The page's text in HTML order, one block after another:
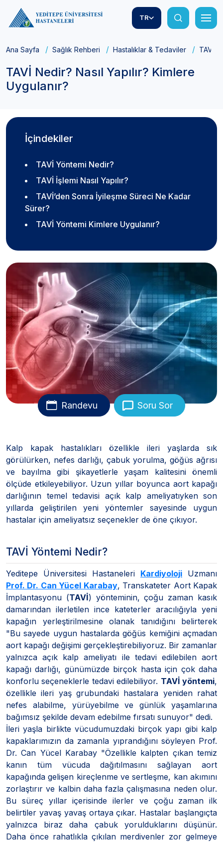
TR
Ana Sayfa Sağlık Rehberi Hastalıklar & Tedaviler TAVİ
TAVİ Nedir? Nasıl Yapılır? Kimlere
Uygulanır?
İçindekiler
TAVİ Yöntemi Nedir?
TAVİ İşlemi Nasıl Yapılır?
TAVİ’den Sonra İyileşme Süreci Ne Kadar
Sürer?
TAVİ Yöntemi Kimlere Uygulanır?
Randevu Soru Sor
Kalp kapak hastalıkları özellikle ileri yaşlarda sık
görülürken, nefes darlığı, çabuk yorulma, göğüs ağrısı
ve bayılma gibi şikayetlerle yaşam kalitesini önemli
ölçüde etkileyebiliyor. Uzun yıllar boyunca aort kapağı
darlığının temel tedavisi açık kalp ameliyatıyken son
yıllarda geliştirilen yeni yöntemler sayesinde uygun
hastalar için ameliyatsız seçenekler de öne çıkıyor.
TAVİ Yöntemi Nedir?
Yeditepe Üniversitesi Hastaneleri Kardiyoloji Uzmanı
Prof. Dr. Can Yücel Karabay, Transkateter Aort Kapak
İmplantasyonu (TAVİ) yönteminin, çoğu zaman kasık
damarından ilerletilen ince kateterler aracılığıyla yeni
kapağın yerleştirilmesine olanak tanıdığını belirterek
"Bu sayede uygun hastalarda göğüs kemiğini açmadan
aort kapağı değişimi gerçekleştirebiliyoruz. Bir zamanlar
yalnızca açık kalp ameliyatı ile tedavi edilebilen aort
kapağı darlığı, günümüzde birçok hasta için çok daha
konforlu seçeneklerle tedavi edilebiliyor. TAVİ yöntemi,
özellikle ileri yaş grubundaki hastalara yeniden rahat
nefes alabilme, yürüyebilme ve günlük yaşamlarına
bağımsız şekilde devam edebilme fırsatı sunuyor" dedi.
İleri yaşla birlikte vücudumuzdaki birçok yapı gibi kalp
kapaklarımızın da zamanla yıprandığını söyleyen Prof.
Dr. Can Yücel Karabay "Özellikle kalpten çıkan temiz
kanın tüm vücuda dağıtılmasını sağlayan aort
kapağında gelişen kireçlenme ve sertleşme, kan akımını
zorlaştırır ve kalbin daha fazla çalışmasına neden olur.
Bu süreç yıllar içerisinde ilerler ve çoğu zaman ilk
belirtiler yavaş yavaş ortaya çıkar. Hastalar başlangıçta
yalnızca biraz daha çabuk yorulduklarını düşünür.
Daha önce rahatlıkla çıkılan merdivenler zor gelmeye